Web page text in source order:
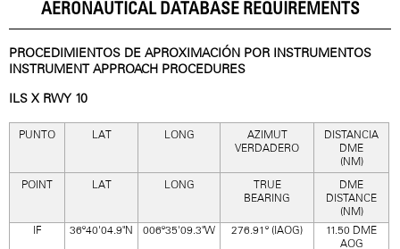
AERONAUTICAL DATABASE REQUIREMENTS
PROCEDIMIENTOS DE APROXIMACIÓN POR INSTRUMENTOS
INSTRUMENT APPROACH PROCEDURES
ILS X RWY 10
PUNTO LAT LONG
AZIMUT
VERDADERO
DISTANCIA
DME
(NM)
POINT
LAT LONG
TRUE
BEARING
DME
DISTANCE
(NM)
IF
36º40'04.9"N 006º35'09.3"W 276.91º (IAOG)
11.50 DME
AOG